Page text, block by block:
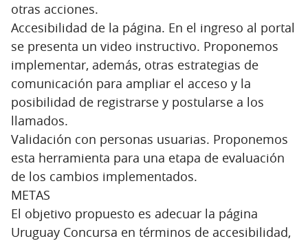
otras acciones.
Accesibilidad de la página. En el ingreso al portal
se presenta un video instructivo. Proponemos
implementar, además, otras estrategias de
comunicación para ampliar el acceso y la
posibilidad de registrarse y postularse a los
llamados.
Validación con personas usuarias. Proponemos
esta herramienta para una etapa de evaluación
de los cambios implementados.
METAS
El objetivo propuesto es adecuar la página
Uruguay Concursa en términos de accesibilidad,